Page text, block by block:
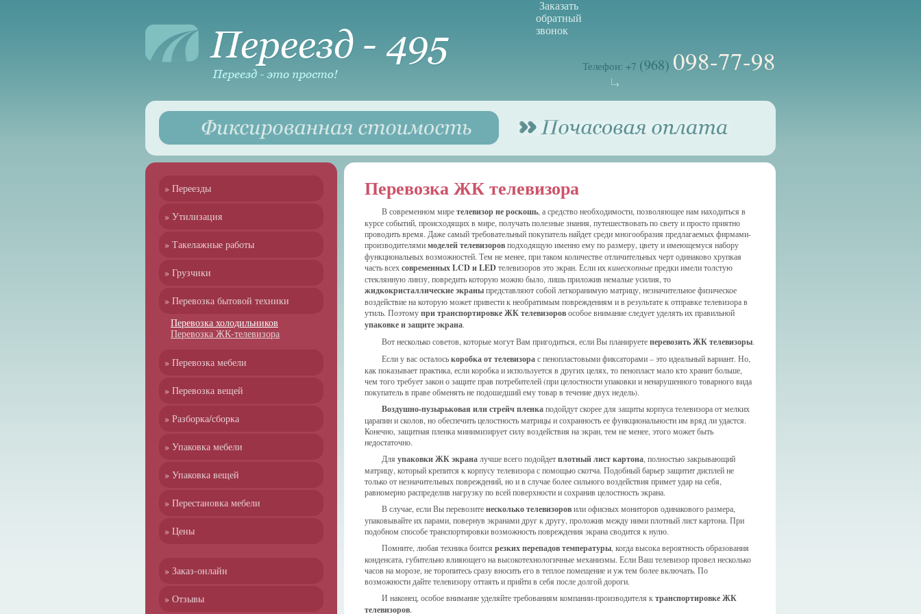
Телефон: +7 (968) 098-77-98
Заказать
обратный
звонок
» Переезды
» Утилизация
» Такелажные работы
» Грузчики
» Перевозка бытовой техники
Перевозка холодильников
Перевозка ЖК-телевизора
» Перевозка мебели
» Перевозка вещей
» Разборка/сборка
» Упаковка мебели
» Упаковка вещей
» Перестановка мебели
» Цены
» Заказ-онлайн
» Отзывы
Перевозка ЖК телевизора
В современном миретелевизор не роскошь , а средство необходимости, позволяющее нам находиться в
курсе событий, происходящих в мире, получать полезные знания, путешествовать по свету и просто приятно
проводить время. Даже самый требовательный покупатель найдет среди многообразия предлагаемых фирмами-
производителямимоделей телевизоровподходящую именно ему по размеру, цвету и имеющемуся набору
функциональных возможностей. Тем не менее, при таком количестве отличительных черт одинаково хрупкая
часть всехсовременных LCD и LEDтелевизоров это экран. Если ихкинескопныепредки имели толстую
стеклянную линзу, повредить которую можно было, лишь приложив немалые усилия, то
жидкокристаллические экраныпредставляют собой легкоранимую матрицу, незначительное физическое
воздействие на которую может привести к необратимым повреждениям и в результате к отправке телевизора в
утиль. Поэтомупри транспортировке ЖК телевизоровособое внимание следует уделять их правильной
упаковке и защите экрана.
Вот несколько советов, которые могут Вам пригодиться, если Вы планируетеперевозить ЖК телевизоры.
Если у вас осталоськоробка от телевизорас пенопластовыми фиксаторами – это идеальный вариант. Но,
как показывает практика, если коробка и используется в других целях, то пенопласт мало кто хранит больше,
чем того требует закон о защите прав потребителей (при целостности упаковки и ненарушенного товарного вида
покупатель в праве обменять не подошедший ему товар в течение двух недель).
Воздушно-пузырьковая или стрейч пленкаподойдут скорее для защиты корпуса телевизора от мелких
царапин и сколов, но обеспечить целостность матрицы и сохранность ее функциональности им вряд ли удастся.
Конечно, защитная пленка минимизирует силу воздействия на экран, тем не менее, этого может быть
недостаточно.
Для упаковки ЖК экрана лучше всего подойдетплотный лист картона , полностью закрывающий
матрицу, который крепится к корпусу телевизора с помощью скотча. Подобный барьер защитит дисплей не
только от незначительных повреждений, но и в случае более сильного воздействия примет удар на себя,
равномерно распределив нагрузку по всей поверхности и сохранив целостность экрана.
В случае, если Вы перевозитенесколько телевизоровили офисных мониторов одинакового размера,
упаковывайте их парами, повернув экранами друг к другу, проложив между ними плотный лист картона. При
подобном способе транспортировки возможность повреждения экрана сводится к нулю.
Помните, любая техника боится резких перепадов температуры , когда высока вероятность образования
конденсата, губительно влияющего на высокотехнологичные механизмы. Если Ваш телевизор провел несколько
часов на морозе, не торопитесь сразу вносить его в теплое помещение и уж тем более включать. По
возможности дайте телевизору оттаять и прийти в себя после долгой дороги.
И наконец, особое внимание уделяйте требованиям компании-производителя ктранспортировке ЖК
телевизоров.